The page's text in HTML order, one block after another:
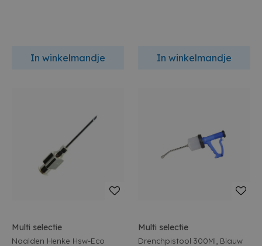
In winkelmandje In winkelmandje
Multi selectie
Naalden Henke Hsw-Eco
Multi selectie
Drenchpistool 300Ml, Blauw